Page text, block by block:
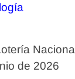
de 2026